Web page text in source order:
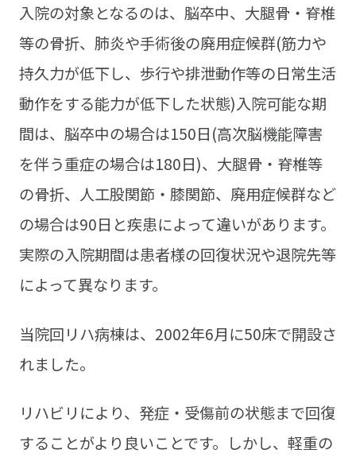
入院の対象となるのは、脳卒中、大腿骨・脊椎
等の骨折、肺炎や手術後の廃用症候群(筋力や
持久力が低下し、歩行や排泄動作等の日常生活
動作をする能力が低下した状態)入院可能な期
間は、脳卒中の場合は150日(高次脳機能障害
を伴う重症の場合は180日)、大腿骨・脊椎等
の骨折、人工股関節・膝関節、廃用症候群など
の場合は90日と疾患によって違いがあります。
実際の入院期間は患者様の回復状況や退院先等
によって異なります。
当院回リハ病棟は、2002年6月に50床で開設さ
れました。
リハビリにより、発症・受傷前の状態まで回復
することがより良いことです。しかし、軽重の